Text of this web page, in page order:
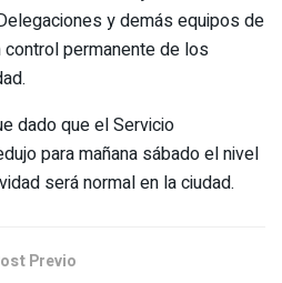
y demás equipos de
control permanente de los
dado que el Servicio
para mañana sábado el nivel
será normal en la ciudad.
Previo